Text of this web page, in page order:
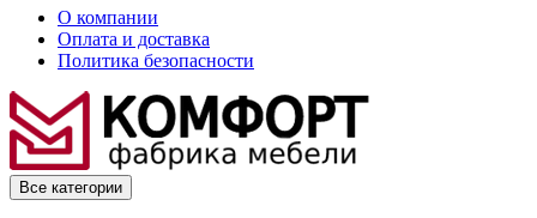
О компании
Оплата и доставка
Политика безопасности
Все категории